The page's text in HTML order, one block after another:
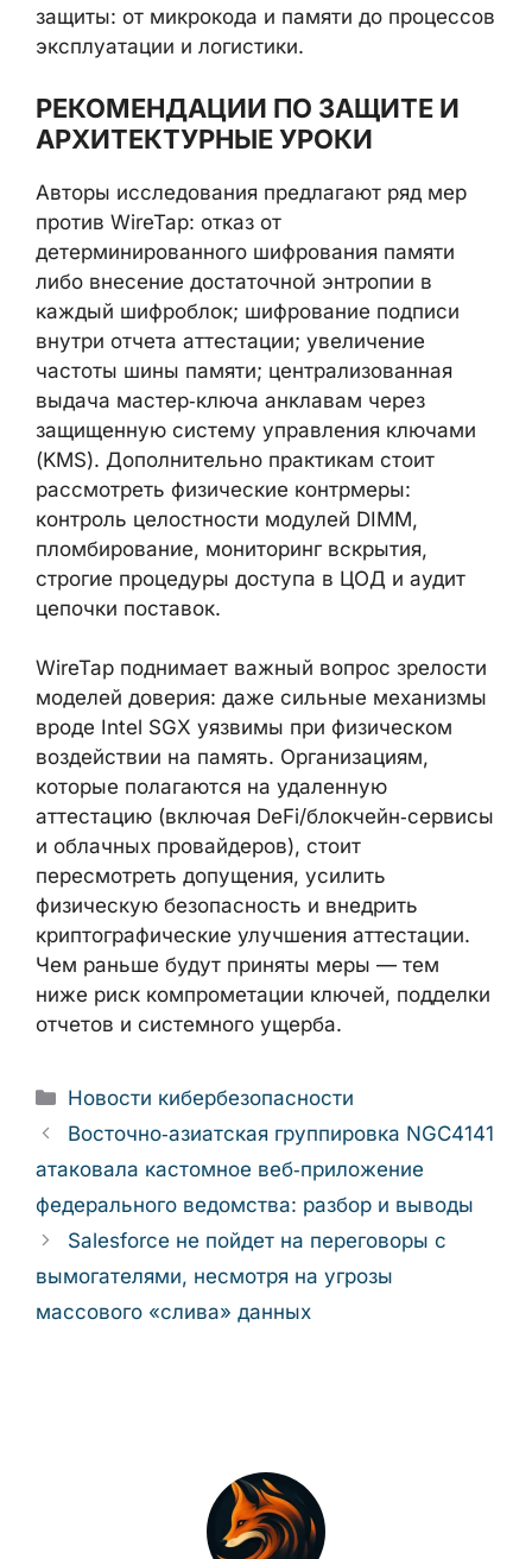
защиты: от микрокода и памяти до процессов
эксплуатации и логистики.
РЕКОМЕНДАЦИИ ПО ЗАЩИТЕ И
АРХИТЕКТУРНЫЕ УРОКИ
Авторы исследования предлагают ряд мер
против WireTap: отказ от
детерминированного шифрования памяти
либо внесение достаточной энтропии в
каждый шифроблок; шифрование подписи
внутри отчета аттестации; увеличение
частоты шины памяти; централизованная
выдача мастер‑ключа анклавам через
защищенную систему управления ключами
(KMS). Дополнительно практикам стоит
рассмотреть физические контрмеры:
контроль целостности модулей DIMM,
пломбирование, мониторинг вскрытия,
строгие процедуры доступа в ЦОД и аудит
цепочки поставок.
WireTap поднимает важный вопрос зрелости
моделей доверия: даже сильные механизмы
вроде Intel SGX уязвимы при физическом
воздействии на память. Организациям,
которые полагаются на удаленную
аттестацию (включая DeFi/блокчейн‑сервисы
и облачных провайдеров), стоит
пересмотреть допущения, усилить
физическую безопасность и внедрить
криптографические улучшения аттестации.
Чем раньше будут приняты меры — тем
ниже риск компрометации ключей, подделки
отчетов и системного ущерба.
Рубрики
Новости кибербезопасности
Восточно‑азиатская группировка NGC4141
атаковала кастомное веб‑приложение
федерального ведомства: разбор и выводы
Salesforce не пойдет на переговоры с
вымогателями, несмотря на угрозы
массового «слива» данных